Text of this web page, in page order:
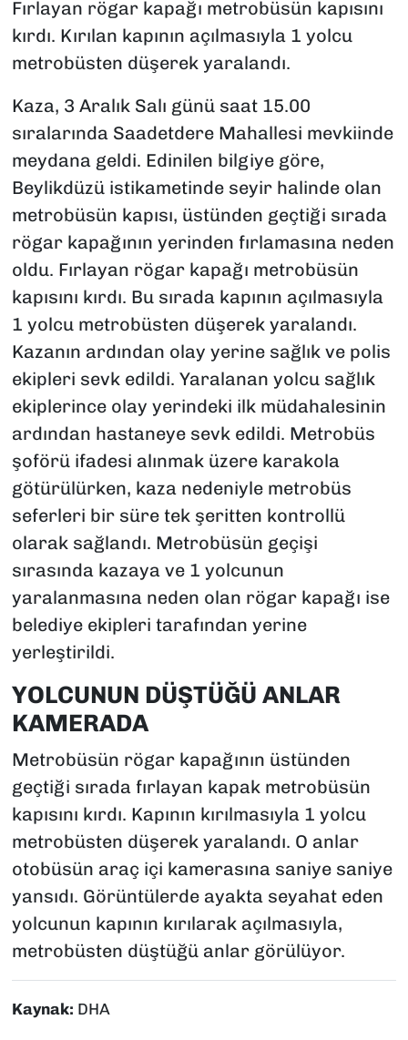
Fırlayan rögar kapağı metrobüsün kapısını
kırdı. Kırılan kapının açılmasıyla 1 yolcu
metrobüsten düşerek yaralandı.
Kaza, 3 Aralık Salı günü saat 15.00
sıralarında Saadetdere Mahallesi mevkiinde
meydana geldi. Edinilen bilgiye göre,
Beylikdüzü istikametinde seyir halinde olan
metrobüsün kapısı, üstünden geçtiği sırada
rögar kapağının yerinden fırlamasına neden
oldu. Fırlayan rögar kapağı metrobüsün
kapısını kırdı. Bu sırada kapının açılmasıyla
1 yolcu metrobüsten düşerek yaralandı.
Kazanın ardından olay yerine sağlık ve polis
ekipleri sevk edildi. Yaralanan yolcu sağlık
ekiplerince olay yerindeki ilk müdahalesinin
ardından hastaneye sevk edildi. Metrobüs
şoförü ifadesi alınmak üzere karakola
götürülürken, kaza nedeniyle metrobüs
seferleri bir süre tek şeritten kontrollü
olarak sağlandı. Metrobüsün geçişi
sırasında kazaya ve 1 yolcunun
yaralanmasına neden olan rögar kapağı ise
belediye ekipleri tarafından yerine
yerleştirildi.
YOLCUNUN DÜŞTÜĞÜ ANLAR
KAMERADA
Metrobüsün rögar kapağının üstünden
geçtiği sırada fırlayan kapak metrobüsün
kapısını kırdı. Kapının kırılmasıyla 1 yolcu
metrobüsten düşerek yaralandı. O anlar
otobüsün araç içi kamerasına saniye saniye
yansıdı. Görüntülerde ayakta seyahat eden
yolcunun kapının kırılarak açılmasıyla,
metrobüsten düştüğü anlar görülüyor.
Kaynak: DHA